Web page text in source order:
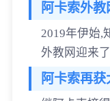
阿卡索外
2019年伊始,
外教网迎来
阿卡索再